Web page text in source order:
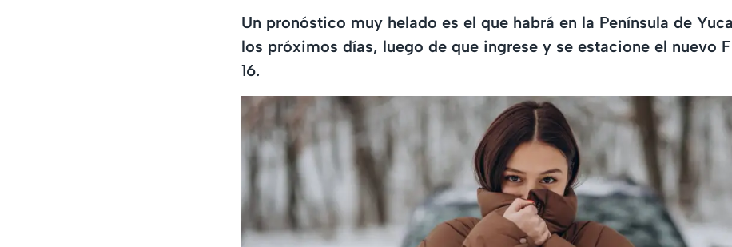
Un pronóstico muy helado es el que habrá en la Península de
los próximos días, luego de que ingrese y se estacione el nuevo
16.